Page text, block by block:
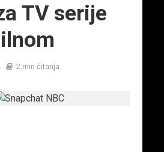
TV serije
2 min čitanja